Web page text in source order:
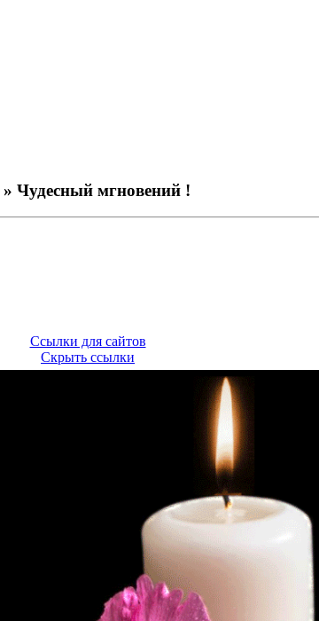
» Чудесный мгновений !
Ссылки для сайтов
Скрыть ссылки